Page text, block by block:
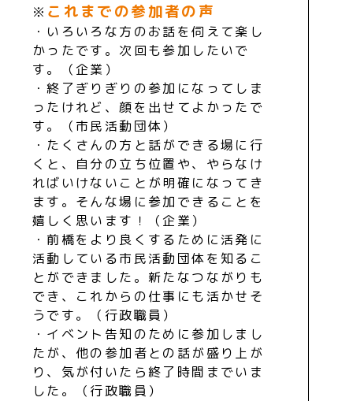
※ これまでの参加者の声
・いろいろな方のお話を伺えて楽し
かったです。次回も参加したいで
す。（企業）
・終了ぎりぎりの参加になってしま
ったけれど、顔を出せてよかったで
す。（市民活動団体）
・たくさんの方と話ができる場に行
くと、自分の立ち位置や、やらなけ
ればいけないことが明確になってき
ます。そんな場に参加できることを
嬉しく思います！（企業）
・前橋をより良くするために活発に
活動している市民活動団体を知るこ
とができました。新たなつながりも
でき、これからの仕事にも活かせそ
うです。（行政職員）
・イベント告知のために参加しまし
たが、他の参加者との話が盛り上が
り、気が付いたら終了時間までいま
した。（行政職員）